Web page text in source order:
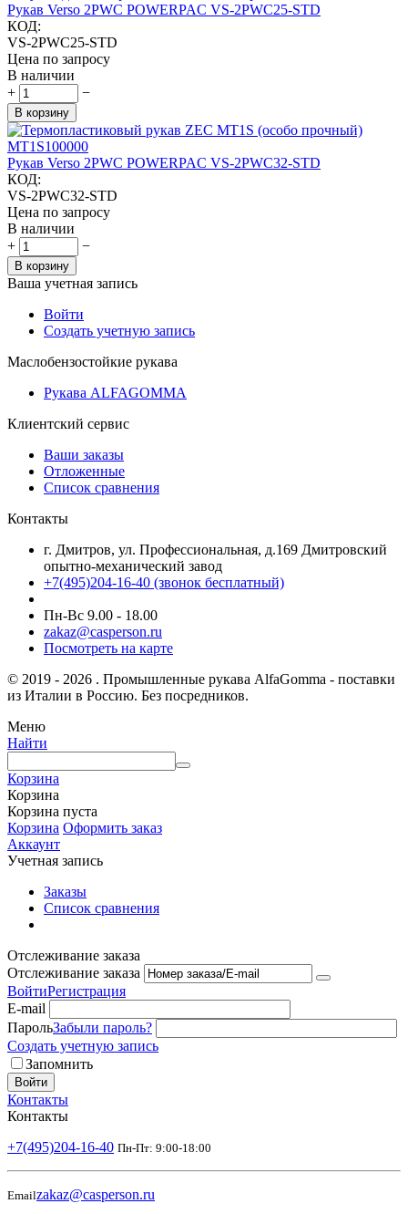
Рукав Verso 2PWC POWERPAC VS-2PWC25-STD
КОД:
VS-2PWC25-STD
Цена по запросу
В наличии
+
−
В корзину
Рукав Verso 2PWC POWERPAC VS-2PWC32-STD
КОД:
VS-2PWC32-STD
Цена по запросу
В наличии
+
−
В корзину
Ваша учетная запись
Войти
Создать учетную запись
Маслобензостойкие рукава
Рукава ALFAGOMMA
Клиентский сервис
Ваши заказы
Отложенные
Список сравнения
Контакты
г. Дмитров, ул. Профессиональная, д.169 Дмитровский
опытно-механический завод
+7(495)204-16-40 (звонок бесплатный)
Пн-Вс 9.00 - 18.00
zakaz@casperson.ru
Посмотреть на карте
© 2019 - 2026 . Промышленные рукава AlfaGomma - поставки
из Италии в Россию. Без посредников.
Меню
Найти
Корзина
Корзина
Корзина пуста
Корзина Оформить заказ
Аккаунт
Учетная запись
Заказы
Список сравнения
Отслеживание заказа
Отслеживание заказа
ВойтиРегистрация
E-mail
ПарольЗабыли пароль?
Создать учетную запись
Запомнить
Войти
Контакты
Контакты
+7(495)204-16-40 Пн-Пт: 9:00-18:00
Emailzakaz@casperson.ru